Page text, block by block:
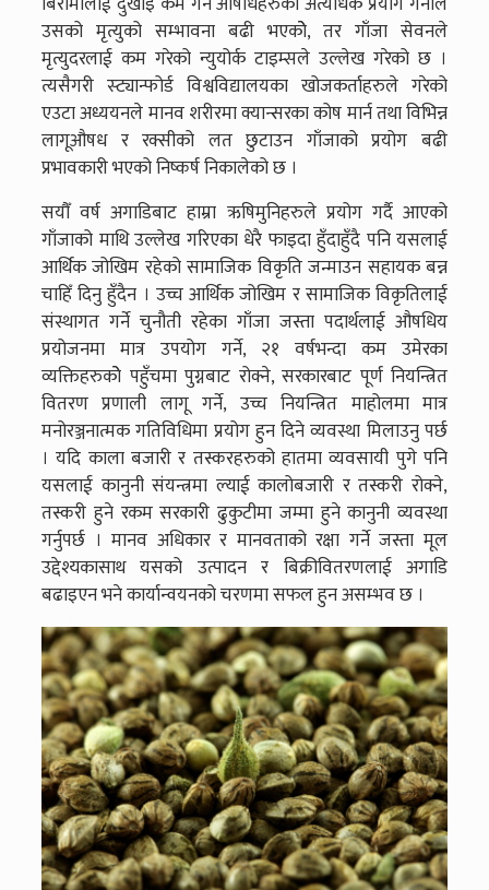
उसको मृत्युको सम्भावना बढी भएकोे, तर गाँजा सेवनले
मृत्युदरलाई कम गरेको न्युयोर्क टाइम्सले उल्लेख गरेको छ ।
त्यसैगरी स्ट्यान्फोर्ड विश्वविद्यालयका खोजकर्ताहरुले गरेको
एउटा अध्ययनले मानव शरीरमा क्यान्सरका कोष मार्न तथा विभिन्न
लागूऔषध र रक्सीको लत छुटाउन गाँजाको प्रयोग बढी
प्रभावकारी भएको निष्कर्ष निकालेको छ ।
सयौँ वर्ष अगाडिबाट हाम्रा ऋषिमुनिहरुले प्रयोग गर्दै आएको
गाँजाको माथि उल्लेख गरिएका धेरै फाइदा हुँदाहुँदै पनि यसलाई
आर्थिक जोखिम रहेको सामाजिक विकृति जन्माउन सहायक बन्न
चाहिँ दिनु हुँदैन । उच्च आर्थिक जोखिम र सामाजिक विकृतिलाई
संस्थागत गर्ने चुनौती रहेका गाँजा जस्ता पदार्थलाई औषधिय
प्रयोजनमा मात्र उपयोग गर्ने, २१ वर्षभन्दा कम उमेरका
व्यक्तिहरुकोे पहुँचमा पुग्नबाट रोक्ने, सरकारबाट पूर्ण नियन्त्रित
वितरण प्रणाली लागू गर्ने, उच्च नियन्त्रित माहोलमा मात्र
मनोरञ्जनात्मक गतिविधिमा प्रयोग हुन दिने व्यवस्था मिलाउनु पर्छ
। यदि काला बजारी र तस्करहरुको हातमा व्यवसायी पुगे पनि
यसलाई कानुनी संयन्त्रमा ल्याई कालोबजारी र तस्करी रोक्ने,
तस्करी हुने रकम सरकारी ढुकुटीमा जम्मा हुने कानुनी व्यवस्था
गर्नुपर्छ । मानव अधिकार र मानवताको रक्षा गर्ने जस्ता मूल
उद्देश्यकासाथ यसको उत्पादन र बिक्रीवितरणलाई अगाडि
बढाइएन भने कार्यान्वयनको चरणमा सफल हुन असम्भव छ ।